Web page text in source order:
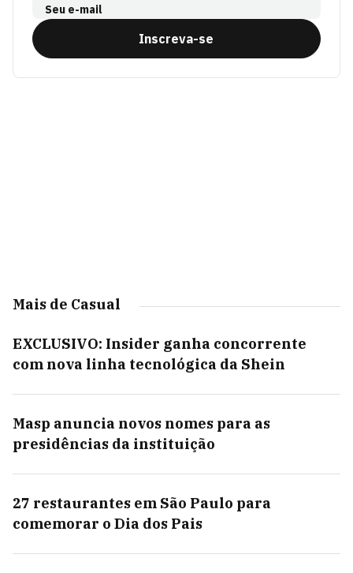
Seu e-mail
Inscreva-se
Mais de Casual
EXCLUSIVO: Insider ganha concorrente
com nova linha tecnológica da Shein
Masp anuncia novos nomes para as
presidências da instituição
27 restaurantes em São Paulo para
comemorar o Dia dos Pais